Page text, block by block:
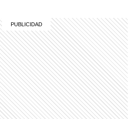
PAIS
de junio: ¿Por qué es uno de los
más "argentinos" que existe?
EDUCATIVA
2.0: la literatura infantil y
fomentarla en las casas y